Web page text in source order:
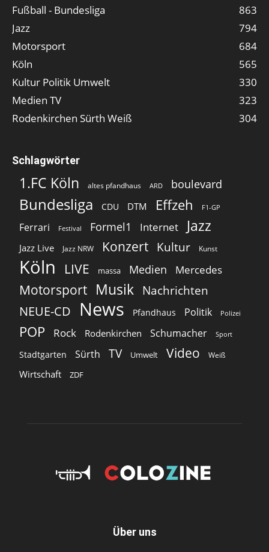
Fußball - Bundesliga
863
Jazz
794
Motorsport
684
Köln
565
Kultur Politik Umwelt
330
Medien TV
323
Rodenkirchen Sürth Weiß
304
Schlagwörter
1.FC Köln altes pfandhaus ARD boulevard
Bundesliga CDU DTM Effzeh F1-GP
Ferrari Festival Formel1 Internet Jazz
Jazz Live Jazz NRW Konzert Kultur Kunst
Köln LIVE massa Medien Mercedes
Motorsport Musik Nachrichten
NEUE-CD
News Pfandhaus Politik Polizei
POP Rock Rodenkirchen Schumacher Sport
Stadtgarten Sürth TV Umwelt Video Weiß
Wirtschaft ZDF
Über uns